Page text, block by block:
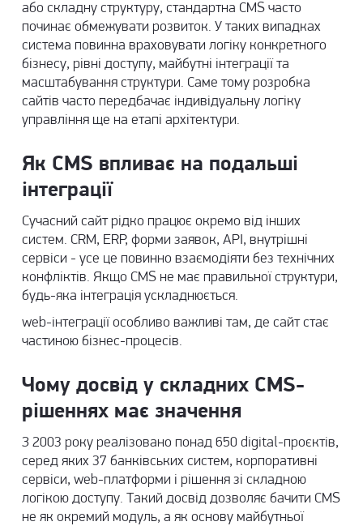
або складну структуру, стандартна CMS часто
починає обмежувати розвиток. У таких випадках
система повинна враховувати логіку конкретного
бізнесу, рівні доступу, майбутні інтеграції та
масштабування структури. Саме тому розробка
сайтів часто передбачає індивідуальну логіку
управління ще на етапі архітектури.
Як CMS впливає на подальші
інтеграції
Сучасний сайт рідко працює окремо від інших
систем. CRM, ERP, форми заявок, API, внутрішні
сервіси - усе це повинно взаємодіяти без технічних
конфліктів. Якщо CMS не має правильної структури,
будь-яка інтеграція ускладнюється.
web-інтеграціїособливо важливі там, де сайт стає
частиною бізнес-процесів.
Чому досвід у складних CMS-
рішеннях має значення
З 2003 року реалізовано понад 650 digital-проєктів,
серед яких 37 банківських систем, корпоративні
сервіси, web-платформи і рішення зі складною
логікою доступу. Такий досвід дозволяє бачити CMS
не як окремий модуль, а як основу майбутньої